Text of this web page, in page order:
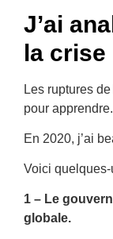
J’ai
la crise
Les ruptures
pour apprendre.
En 2020, j’ai
Voici
1 – Le
globale.